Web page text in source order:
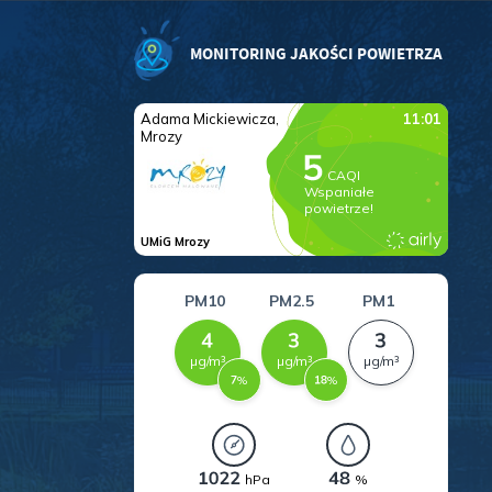
MONITORING JAKOŚCI POWIETRZA